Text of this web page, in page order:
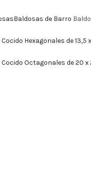
Baldosas de Barro